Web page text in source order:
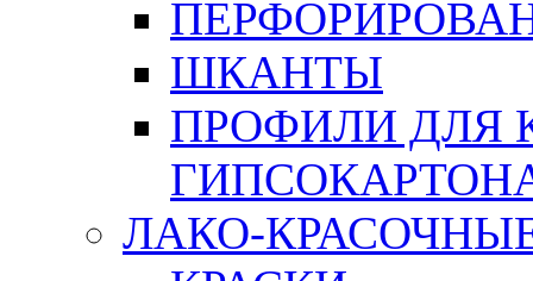
ШКАНТЫ
ПРОФИЛИ ДЛЯ
ЛАКО-